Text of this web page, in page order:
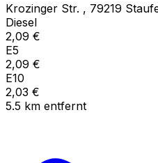
Krozinger Str. , 79219
Diesel
2,09 €
E5
2,09 €
E10
2,03 €
5.5 km entfernt